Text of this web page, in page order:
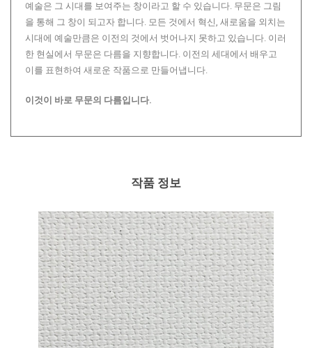
예술은 그 시대를 보여주는 창이라고 할 수 있습니다. 무문은 그림
을 통해 그 창이 되고자 합니다. 모든 것에서 혁신, 새로움을 외치는
시대에 예술만큼은 이전의 것에서 벗어나지 못하고 있습니다. 이러
한 현실에서 무문은 다름을 지향합니다. 이전의 세대에서 배우고
이를 표현하여 새로운 작품으로 만들어냅니다.
이것이 바로 무문의 다름입니다.
작품 정보